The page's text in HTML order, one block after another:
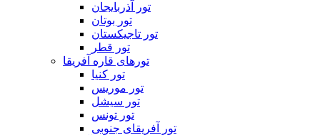
تور آذربایجان
تور بوتان
تور تاجیکستان
تور قطر
تورهای قاره آفریقا
تور کنیا
تور موریس
تور سیشل
تور تونس
تور آفریقای جنوبی